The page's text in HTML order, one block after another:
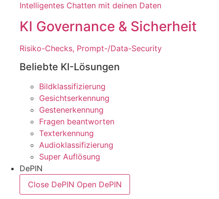
Intelligentes Chatten mit deinen Daten
KI Governance & Sicherheit
Risiko-Checks, Prompt-/Data-Security
Beliebte KI-Lösungen
Bildklassifizierung
Gesichtserkennung
Gestenerkennung
Fragen beantworten
Texterkennung
Audioklassifizierung
Super Auflösung
DePIN
Close DePIN Open DePIN